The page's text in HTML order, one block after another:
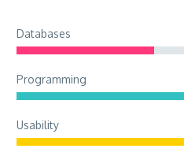
Databases
Programming
Usability